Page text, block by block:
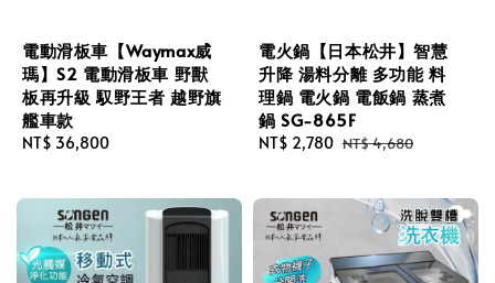
電動滑板車【Waymax威
瑪】S2 電動滑板車 野獸
板再升級 馭野王者 越野旗
艦車款
Regular
NT$ 36,800
電火鍋【日本松井】智慧
升降 湯料分離 多功能 料
理鍋 電火鍋 電飯鍋 蒸煮
鍋 SG-865F
Sale
NT$ 2,780 Regular
NT$ 4,680